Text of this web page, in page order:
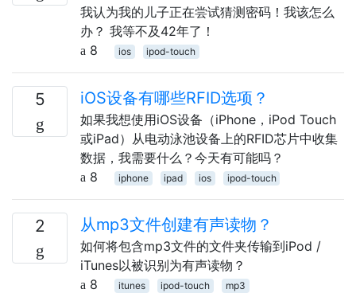
我认为我的儿子正在尝试猜测密码！我该怎么
办？ 我等不及42年了！
8
ios ipod-touch
5 iOS设备有哪些RFID选项？
如果我想使用iOS设备（iPhone，iPod Touch
或iPad）从电动泳池设备上的RFID芯片中收集
数据，我需要什么？今天有可能吗？
8
iphone ipad ios ipod-touch
2 从mp3文件创建有声读物？
如何将包含mp3文件的文件夹传输到iPod /
iTunes以被识别为有声读物？
8
itunes ipod-touch mp3